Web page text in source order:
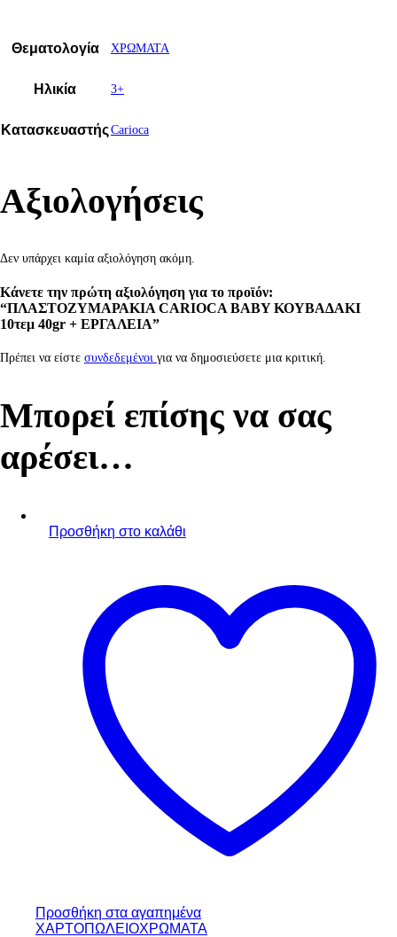
Θεματολογία ΧΡΩΜΑΤΑ
Ηλικία 3+
ΚατασκευαστήςCarioca
Αξιολογήσεις
Δεν υπάρχει καμία αξιολόγηση ακόμη.
Κάνετε την πρώτη αξιολόγηση για το προϊόν:
“ΠΛΑΣΤΟΖΥΜΑΡΑΚΙΑ CARIOCA BABY ΚΟΥΒΑΔΑΚΙ
10τεμ 40gr + ΕΡΓΑΛΕΙΑ”
Πρέπει να είστε συνδεδεμένοι για να δημοσιεύσετε μια κριτική.
Μπορεί επίσης να σας
αρέσει…
Προσθήκη στο καλάθι
Προσθήκη στα αγαπημένα
ΧΑΡΤΟΠΩΛΕΙΟΧΡΩΜΑΤΑ